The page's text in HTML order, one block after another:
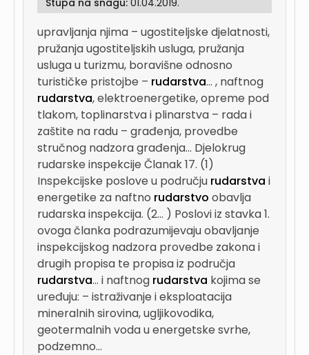
Stupa na snagu: 01.04.2019.
upravljanja njima – ugostiteljske djelatnosti,
pružanja ugostiteljskih usluga, pružanja
usluga u turizmu, boravišne odnosno
turističke pristojbe – rudarstva... , naftnog
rudarstva, elektroenergetike, opreme pod
tlakom, toplinarstva i plinarstva – rada i
zaštite na radu – građenja, provedbe
stručnog nadzora građenja... Djelokrug
rudarske inspekcije Članak 17. (1)
Inspekcijske poslove u području rudarstva i
energetike za naftno rudarstvo obavlja
rudarska inspekcija. (2... ) Poslovi iz stavka 1.
ovoga članka podrazumijevaju obavljanje
inspekcijskog nadzora provedbe zakona i
drugih propisa te propisa iz područja
rudarstva... i naftnog rudarstva kojima se
uređuju: – istraživanje i eksploatacija
mineralnih sirovina, ugljikovodika,
geotermalnih voda u energetske svrhe,
podzemno...